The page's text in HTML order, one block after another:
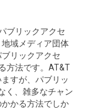
ブリックアクセ
域メディア団体
リックアクセ
方法です。AT&T
すが、パブリッ
く、雑多なチャン
かる方法でしか